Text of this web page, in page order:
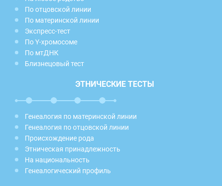
По отцовской линии
По материнской линии
Экспресс-тест
По Y-хромосоме
По мтДНК
Близнецовый тест
ЭТНИЧЕСКИЕ ТЕСТЫ
Генеалогия по материнской линии
Генеалогия по отцовской линии
Происхождение рода
Этническая принадлежность
На национальность
Генеалогический профиль